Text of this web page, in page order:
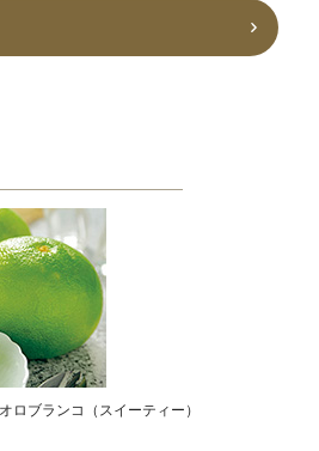
ロブランコ（スイーティー）